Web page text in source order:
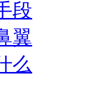
段
翼
么